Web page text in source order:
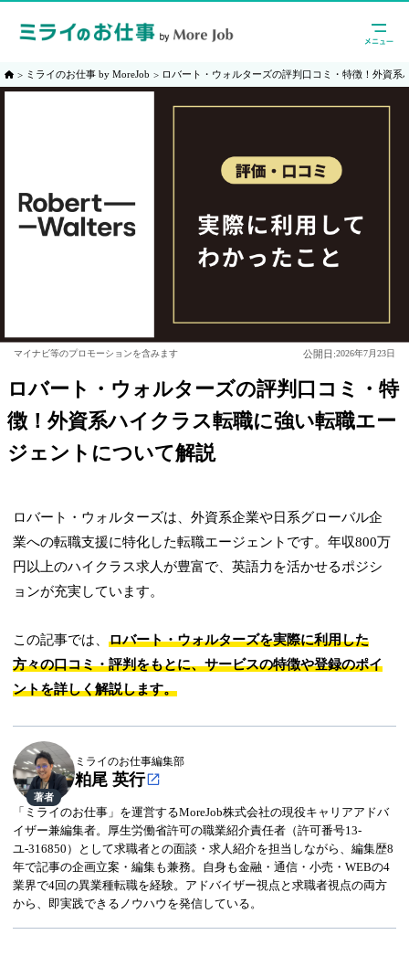
ミライのお仕事 by MoreJob ロバート・ウォルターズの評判口コミ・特徴！外資
マイナビ等のプロモーションを含みます 公開日:2026年7月23日
ロバート・ウォルターズの評判口コミ・特
徴！外資系ハイクラス転職に強い転職エー
ジェントについて解説
ロバート・ウォルターズは、外資系企業や日系グローバル企
業への転職支援に特化した転職エージェントです。年収800万
円以上のハイクラス求人が豊富で、英語力を活かせるポジシ
ョンが充実しています。
この記事では、ロバート・ウォルターズを実際に利用した
方々の口コミ・評判をもとに、サービスの特徴や登録のポイ
ントを詳しく解説します。
著者
ミライのお仕事編集部
粕尾 英行
「ミライのお仕事」を運営するMoreJob株式会社の現役キャリアアドバ
イザー兼編集者。厚生労働省許可の職業紹介責任者（許可番号13-
ユ-316850）として求職者との面談・求人紹介を担当しながら、編集歴8
年で記事の企画立案・編集も兼務。自身も金融・通信・小売・WEBの4
業界で4回の異業種転職を経験。アドバイザー視点と求職者視点の両方
から、即実践できるノウハウを発信している。